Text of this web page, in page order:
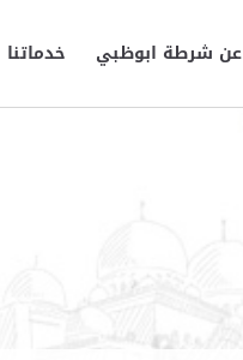
عن شرطة ابوظبي خدماتنا